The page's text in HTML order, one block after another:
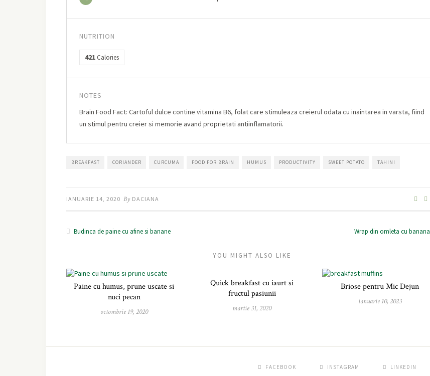
NUTRITION
421 Calories
NOTES
Brain Food Fact: Cartoful dulce contine vitamina B6, folat care stimuleaza creierul odata cu inaintarea in varsta, fiind
un stimul pentru creier si memorie avand proprietati antiinflamatorii.
BREAKFAST CORIANDER CURCUMA FOOD FOR BRAIN HUMUS PRODUCTIVITY SWEET POTATO TAHINI
IANUARIE 14, 2020 By DACIANA
Budinca de paine cu afine si banane Wrap din omleta cu banana
YOU MIGHT ALSO LIKE
Paine cu humus, prune uscate si
nuci pecan
octombrie 19, 2020
Quick breakfast cu iaurt si
fructul pasiunii
martie 31, 2020
Briose pentru Mic Dejun
ianuarie 10, 2023
FACEBOOK INSTAGRAM LINKEDIN